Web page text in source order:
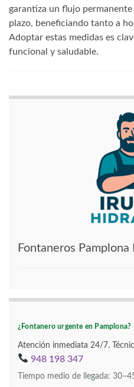
garantiza un flujo
plazo, beneficiando tanto a
Adoptar estas medidas es
funcional y saludable.
Fontaneros
¿Fontanero urgente en Pamplona?
Atención inmediata 24/7.
948 198 347
Tiempo medio de llegada: